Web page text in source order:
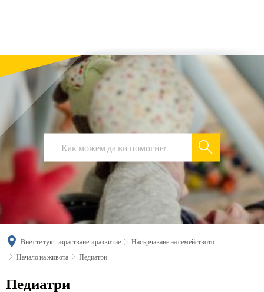
deutsch
Вие сте тук: израстване и развитие
Насърчаване на семейството
Начало на живота
Педиатри
Педиатри
Педиатри